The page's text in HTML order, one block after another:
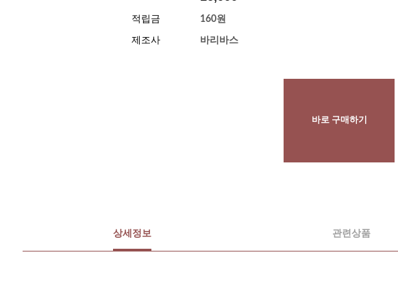
적립금 160원
제조사 바리바스
바로 구매하기
상세정보 관련상품